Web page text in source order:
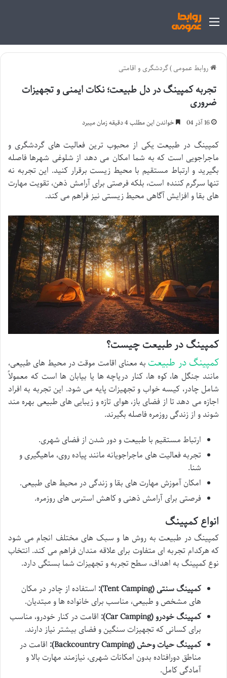
منو
روابط عمومی)گردشگری و اقامتی
تجربه کمپینگ در دل طبیعت؛ نکات ایمنی و تجهیزات
ضروری
16 آذر 04 خواندن این مطلب 4 دقیقه زمان میبرد
کمپینگ در طبیعت یکی از محبوب ترین فعالیت های گردشگری و
ماجراجویی است که به شما امکان می دهد از شلوغی شهرها فاصله
بگیرید و ارتباط مستقیم با محیط زیست برقرار کنید. این تجربه نه
تنها سرگرم کننده است، بلکه فرصتی برای آرامش ذهن، تقویت مهارت
های بقا و افزایش آگاهی محیط زیستی نیز فراهم می کند.
کمپینگ در طبیعت چیست؟
کمپینگ در طبیعت به معنای اقامت موقت در محیط های طبیعی،
مانند جنگل ها، کوه ها، کنار دریاچه ها یا بیابان ها است که معمولاً
شامل چادر، کیسه خواب و تجهیزات پایه می شود. این تجربه به افراد
اجازه می دهد تا از فضای باز، هوای تازه و زیبایی های طبیعی بهره مند
شوند و از زندگی روزمره فاصله بگیرند.
ارتباط مستقیم با طبیعت و دور شدن از فضای شهری.
تجربه فعالیت های ماجراجویانه مانند پیاده روی، ماهیگیری و
شنا.
امکان آموزش مهارت های بقا و زندگی در محیط های طبیعی.
فرصتی برای آرامش ذهنی و کاهش استرس های روزمره.
انواع کمپینگ
کمپینگ در طبیعت به روش ها و سبک های مختلف انجام می شود
که هرکدام تجربه ای متفاوت برای علاقه مندان فراهم می کند. انتخاب
نوع کمپینگ به اهداف، سطح تجربه و تجهیزات شما بستگی دارد.
کمپینگ سنتی (Tent Camping):
استفاده از چادر در مکان
های مشخص و طبیعی، مناسب برای خانواده ها و مبتدیان.
کمپینگ خودرو (Car Camping):
اقامت در کنار خودرو، مناسب
برای کسانی که تجهیزات سنگین و فضای بیشتر نیاز دارند.
کمپینگ حیات وحش (Backcountry Camping):
اقامت در
مناطق دورافتاده بدون امکانات شهری، نیازمند مهارت بالا و
آمادگی کامل.